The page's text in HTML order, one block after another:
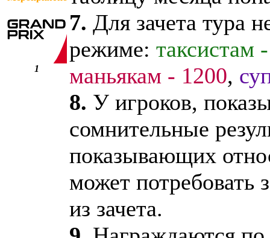
1
7. Для зачета тура
режиме: таксистам
маньякам - 1200,
8. У игроков,
сомнительные
показывающих
может потребовать
из зачета.